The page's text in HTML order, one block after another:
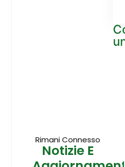
Rimani Connesso
Notizie E